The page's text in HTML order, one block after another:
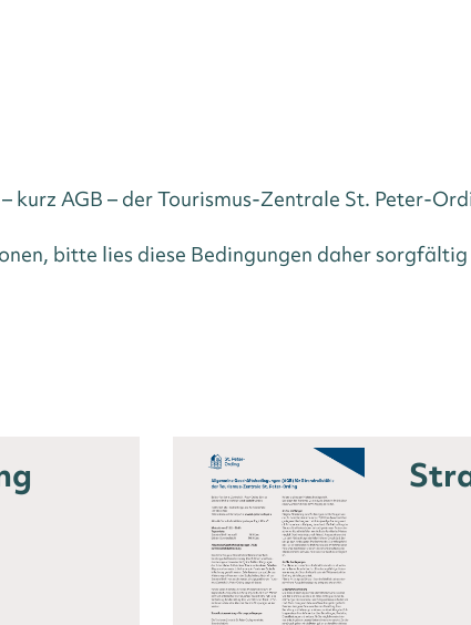
kurz AGB – der Tourismus-Zentrale St. Peter-
bitte lies diese Bedingungen daher sorgfältig